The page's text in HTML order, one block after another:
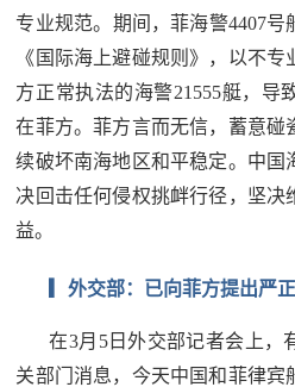
员
防
动
员
人
防
民
空
智
专业规范。期间，菲海警4407
《国际海上避碰规则》，以不
方正常执法的海警21555艇，导
在菲方。菲方言而无信，蓄意碰
续破坏南海地区和平稳定。中国
决回击任何侵权挑衅行径，坚决
益。
▎外交部：已向菲方提出严
在3月5日外交部记者会上，
关部门消息，今天中国和菲律宾